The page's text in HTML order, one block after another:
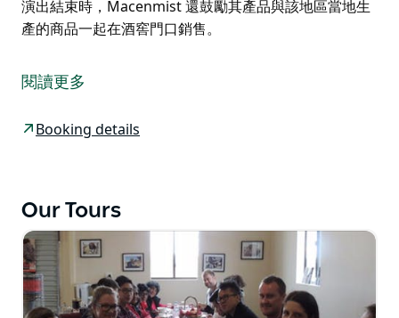
演出結束時，Macenmist 還鼓勵其產品與該地區當地生
產的商品一起在酒窖門口銷售。
到他們的松露狗 Fahren 和 Tawdiffu。您將跟隨其中一
隻獵犬尋找黑色鑽石，也就是眾所周知的 Perigord 黑松
格收穫松露。
露，並了解它們周圍的神秘事物。
在巡迴演出結束時，Macenmist 還鼓勵其產品與該地區
當地生產的商品一起在酒窖門口銷售。
閱讀更多
Booking details
Our Tours